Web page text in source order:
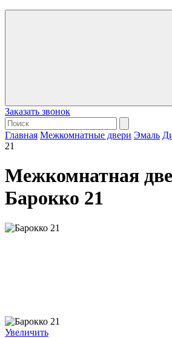
Заказать звонок
Главная Межкомнатные двери Эмаль
21
Межкомнатная
Барокко 21
Увеличить